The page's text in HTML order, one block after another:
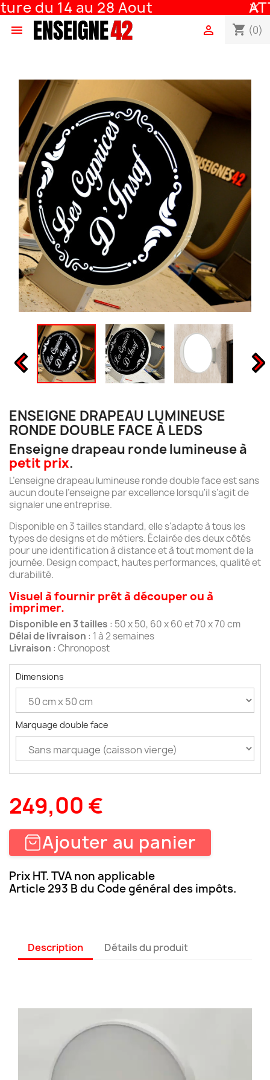
du 14 au 28 Aout
 shopping_cart (0)

ENSEIGNE DRAPEAU LUMINEUSE
RONDE DOUBLE FACE À LEDS
Enseigne drapeau ronde lumineuse à
petit prix.
L’enseigne drapeau lumineuse ronde double face est sans
aucun doute l’enseigne par excellence lorsqu'il s'agit de
signaler une entreprise.
Disponible en 3 tailles standard, elle s'adapte à tous les
types de designs et de métiers. Éclairée des deux côtés
pour une identification à distance et à tout moment de la
journée. Design compact, hautes performances, qualité et
durabilité.
Visuel à fournir prêt à découper ou à
imprimer.
Disponible en 3 tailles : 50 x 50, 60 x 60 et 70 x 70 cm
Délai de livraison : 1 à 2 semaines
Livraison : Chronopost
Dimensions
Marquage double face
249,00 €
Ajouter au panier
Prix HT. TVA non applicable
Article 293 B du Code général des impôts.
Description Détails du produit